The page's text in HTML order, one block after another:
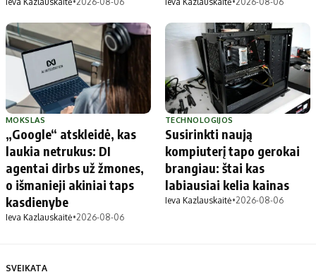
MOKSLAS
„Google“ atskleidė, kas
laukia netrukus: DI
agentai dirbs už žmones,
o išmanieji akiniai taps
kasdienybe
Ieva Kazlauskaitė•2026-08-06
TECHNOLOGIJOS
Susirinkti naują
kompiuterį tapo gerokai
brangiau: štai kas
labiausiai kelia kainas
Ieva Kazlauskaitė•2026-08-06
SVEIKATA